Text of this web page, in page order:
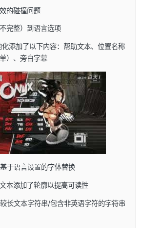
的碰撞问题
完整）到语言选项
添加了以下内容：帮助文本、位置名称
）、旁白字幕
于语言设置的字体替换
本添加了轮廓以提高可读性
长文本字符串/包含非英语字符的字符串